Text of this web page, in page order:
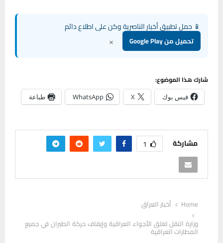
📱 حمل تطبيق أخبار الناصرية وكن على اطلاع دائم
تحميل من Google Play ×
شارك هذا الموضوع:
فيس بوك X
WhatsApp طباعة
مشاركة 1
Home
أخبار العراق
وزارة النقل تغلق الأجواء العراقية وإيقاف حركة الطيران في جميع
المطارات العراقية